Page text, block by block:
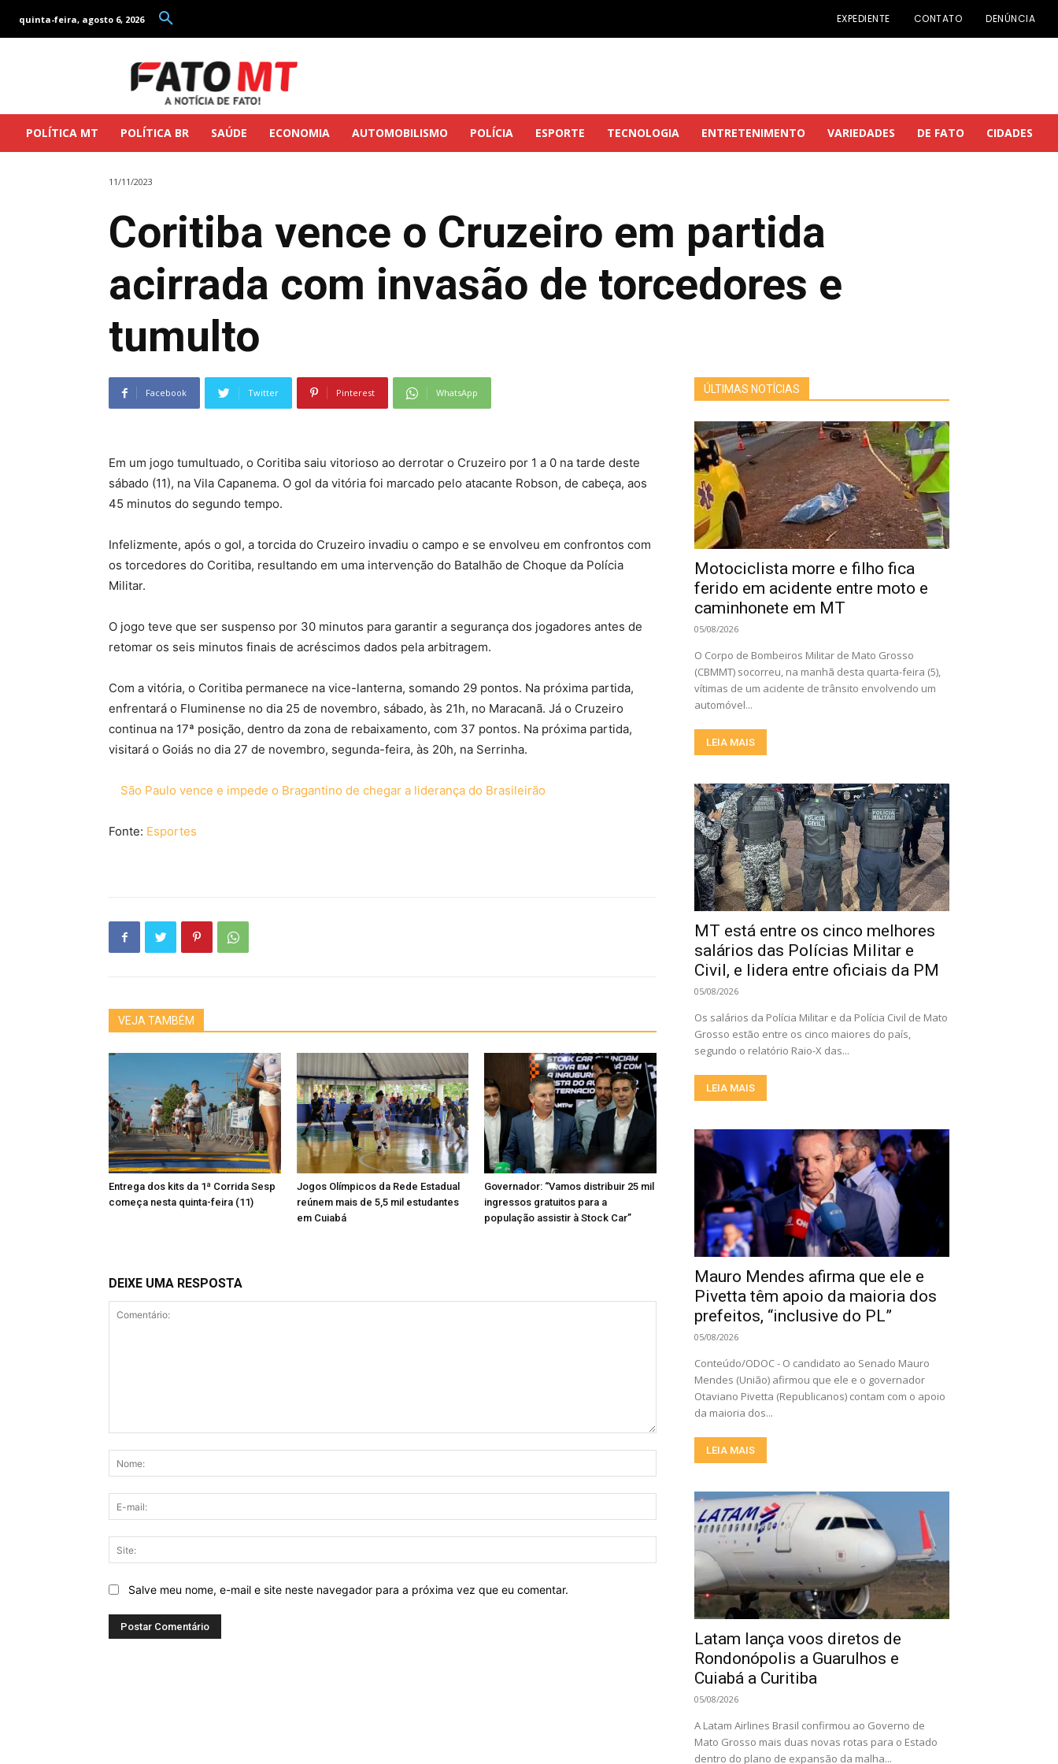
quinta-feira, agosto 6, 2026 EXPEDIENTE CONTATO DENÚNCIA
POLÍTICA MT POLÍTICA BR SAÚDE ECONOMIA AUTOMOBILISMO POLÍCIA ESPORTE TECNOLOGIA ENTRETENIMENTO VARIEDADES DE FATO CIDADES
11/11/2023
Coritiba vence o Cruzeiro em partida
acirrada com invasão de torcedores e
tumulto
Facebook Twitter Pinterest WhatsApp
Em um jogo tumultuado, o Coritiba saiu vitorioso ao derrotar o Cruzeiro por 1 a 0 na tarde deste
sábado (11), na Vila Capanema. O gol da vitória foi marcado pelo atacante Robson, de cabeça, aos
45 minutos do segundo tempo.
Infelizmente, após o gol, a torcida do Cruzeiro invadiu o campo e se envolveu em confrontos com
os torcedores do Coritiba, resultando em uma intervenção do Batalhão de Choque da Polícia
Militar.
O jogo teve que ser suspenso por 30 minutos para garantir a segurança dos jogadores antes de
retomar os seis minutos finais de acréscimos dados pela arbitragem.
Com a vitória, o Coritiba permanece na vice-lanterna, somando 29 pontos. Na próxima partida,
enfrentará o Fluminense no dia 25 de novembro, sábado, às 21h, no Maracanã. Já o Cruzeiro
continua na 17ª posição, dentro da zona de rebaixamento, com 37 pontos. Na próxima partida,
visitará o Goiás no dia 27 de novembro, segunda-feira, às 20h, na Serrinha.
São Paulo vence e impede o Bragantino de chegar a liderança do Brasileirão
Fonte: Esportes
VEJA TAMBÉM
Entrega dos kits da 1ª Corrida Sesp
começa nesta quinta-feira (11)
Jogos Olímpicos da Rede Estadual
reúnem mais de 5,5 mil estudantes
em Cuiabá
Governador: “Vamos distribuir 25 mil
ingressos gratuitos para a
população assistir à Stock Car”
DEIXE UMA RESPOSTA
mail:
Salve meu nome, e-mail e site neste navegador para a próxima vez que eu comentar.
ÚLTIMAS NOTÍCIAS
Motociclista morre e filho fica
ferido em acidente entre moto e
caminhonete em MT
05/08/2026
O Corpo de Bombeiros Militar de Mato Grosso
(CBMMT) socorreu, na manhã desta quarta-feira (5),
vítimas de um acidente de trânsito envolvendo um
automóvel...
LEIA MAIS
MT está entre os cinco melhores
salários das Polícias Militar e
Civil, e lidera entre oficiais da PM
05/08/2026
Os salários da Polícia Militar e da Polícia Civil de Mato
Grosso estão entre os cinco maiores do país,
segundo o relatório Raio-X das...
LEIA MAIS
Mauro Mendes afirma que ele e
Pivetta têm apoio da maioria dos
prefeitos, “inclusive do PL”
05/08/2026
Conteúdo/ODOC - O candidato ao Senado Mauro
Mendes (União) afirmou que ele e o governador
Otaviano Pivetta (Republicanos) contam com o apoio
da maioria dos...
LEIA MAIS
Latam lança voos diretos de
Rondonópolis a Guarulhos e
Cuiabá a Curitiba
05/08/2026
A Latam Airlines Brasil confirmou ao Governo de
Mato Grosso mais duas novas rotas para o Estado
dentro do plano de expansão da malha...